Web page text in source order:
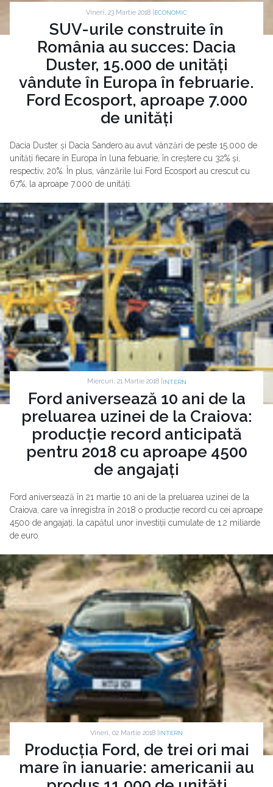
Vineri, 23 Martie 2018 | ECONOMIC
SUV-urile construite în
România au succes: Dacia
Duster, 15.000 de unități
vândute în Europa în februarie.
Ford Ecosport, aproape 7.000
de unități
Dacia Duster și Dacia Sandero au avut vânzări de peste 15.000 de
unități fiecare în Europa în luna febuarie, în creștere cu 32% și,
respectiv, 20%. În plus, vânzările lui Ford Ecosport au crescut cu
67%, la aproape 7.000 de unități.
Miercuri, 21 Martie 2018 | INTERN
Ford aniversează 10 ani de la
preluarea uzinei de la Craiova:
producție record anticipată
pentru 2018 cu aproape 4500
de angajați
Ford aniversează în 21 martie 10 ani de la preluarea uzinei de la
Craiova, care va înregistra în 2018 o producție record cu cei aproape
4500 de angajați, la capătul unor investiții cumulate de 1.2 miliarde
de euro.
Vineri, 02 Martie 2018 | INTERN
Producția Ford, de trei ori mai
mare în ianuarie: americanii au